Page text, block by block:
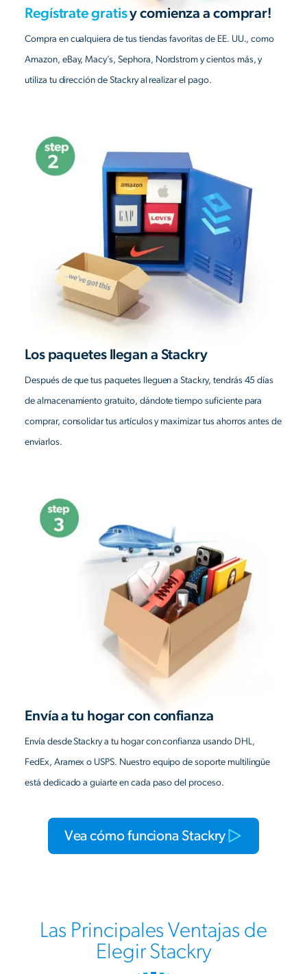
Regístrate gratisy comienza a comprar!
Compra en cualquiera de tus tiendas favoritas de EE. UU., como
Amazon, eBay, Macy’s, Sephora, Nordstrom y cientos más, y
utiliza tu dirección de Stackry al realizar el pago.
Los paquetes llegan a Stackry
Después de que tus paquetes lleguen a Stackry, tendrás 45 días
de almacenamiento gratuito, dándote tiempo suficiente para
comprar, consolidar tus artículos y maximizar tus ahorros antes de
enviarlos.
Envía a tu hogar con confianza
Envía desde Stackry a tu hogar con confianza usando DHL,
FedEx, Aramex o USPS. Nuestro equipo de soporte multilingüe
está dedicado a guiarte en cada paso del proceso.
Vea cómo funciona Stackry
Las Principales Ventajas de
Elegir Stackry